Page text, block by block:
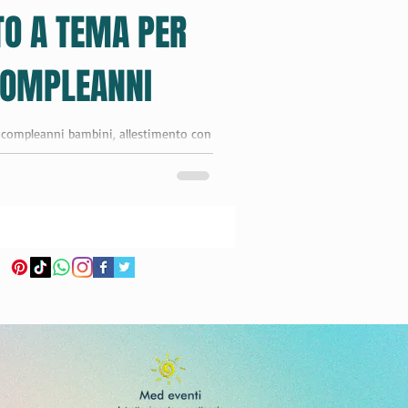
i bambini
A TEMA PER
bambini, allestimento con
bing, hulk, minnie,...